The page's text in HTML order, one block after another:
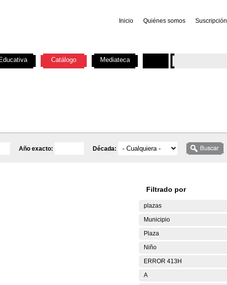
Inicio Quiénes somos Suscripción
Año exacto: Década:
Filtrado por
plazas
Municipio
Plaza
Niño
ERROR 413H
A
Educativa Catálogo Mediateca